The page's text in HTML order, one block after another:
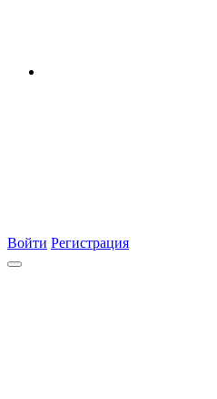
Войти Регистрация